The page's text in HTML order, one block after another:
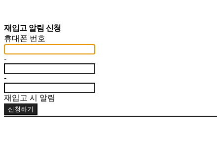
재입고 알림 신청
휴대폰 번호
-
-
재입고 시 알림
신청하기